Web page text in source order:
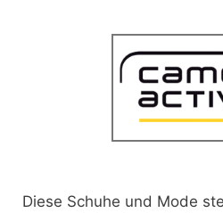
Diese Schuhe und Mode